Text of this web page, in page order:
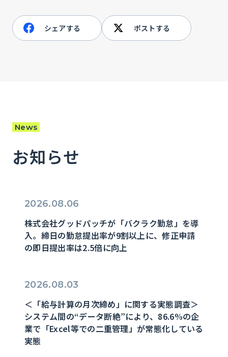
シェアする ポストする
News
お知らせ
2026.08.06
株式会社グッドパッチが「バクラク勤怠」を導
入。締日の勤怠提出率が9割以上に、修正申請
の即日提出率は2.5倍に向上
2026.08.03
＜「給与計算の月次締め」に関する実態調査＞
システム間の“データ断絶”により、86.6%の企
業で「Excel等での二重管理」が常態化している
実態